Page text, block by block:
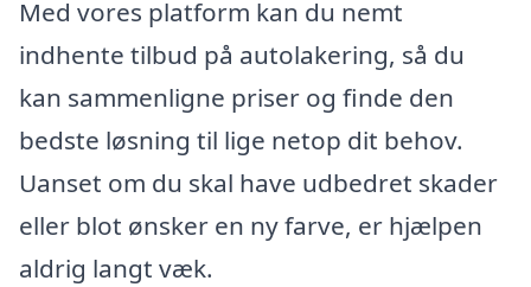
Med vores platform kan du nemt
indhente tilbud på autolakering, så du
kan sammenligne priser og finde den
bedste løsning til lige netop dit behov.
Uanset om du skal have udbedret skader
eller blot ønsker en ny farve, er hjælpen
aldrig langt væk.